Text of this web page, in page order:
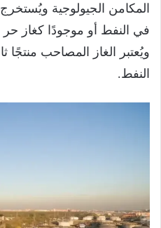
المكامن الجيولوجية
في النفط أو موجودًا كغاز
ويُعتبر الغاز المصاحب منتجًا
النفط.